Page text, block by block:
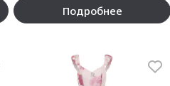
Подробнее